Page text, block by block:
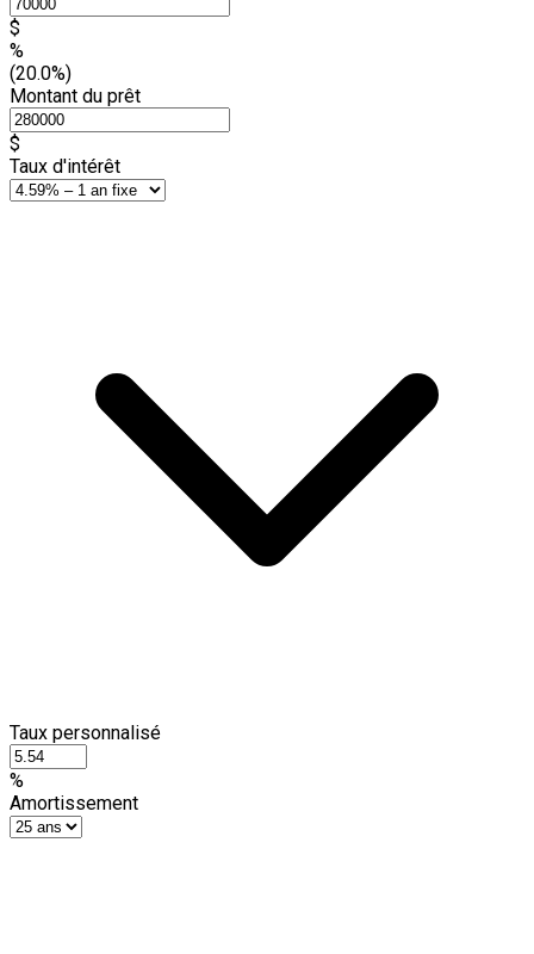
$
%
(20.0%)
Montant du prêt
$
Taux d'intérêt
Taux personnalisé
%
Amortissement